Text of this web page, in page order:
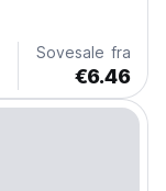
Sovesale fra
€6.46